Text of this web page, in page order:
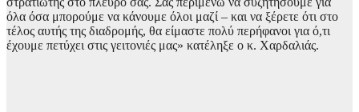
όλα όσα μπορούμε να κάνουμε όλοι μαζί – και να ξέρετε ότι στο
τέλος αυτής της διαδρομής, θα είμαστε πολύ περήφανοι για ό,τι
έχουμε πετύχει στις γειτονιές μας» κατέληξε ο κ. Χαρδαλιάς.